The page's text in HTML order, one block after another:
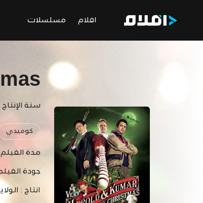
افلام مسلسلات
سنة الإنتاج :
كوميدي
مدة
جودة
انتاج :